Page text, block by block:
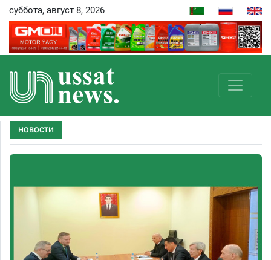
суббота, август 8, 2026
НОВОСТИ